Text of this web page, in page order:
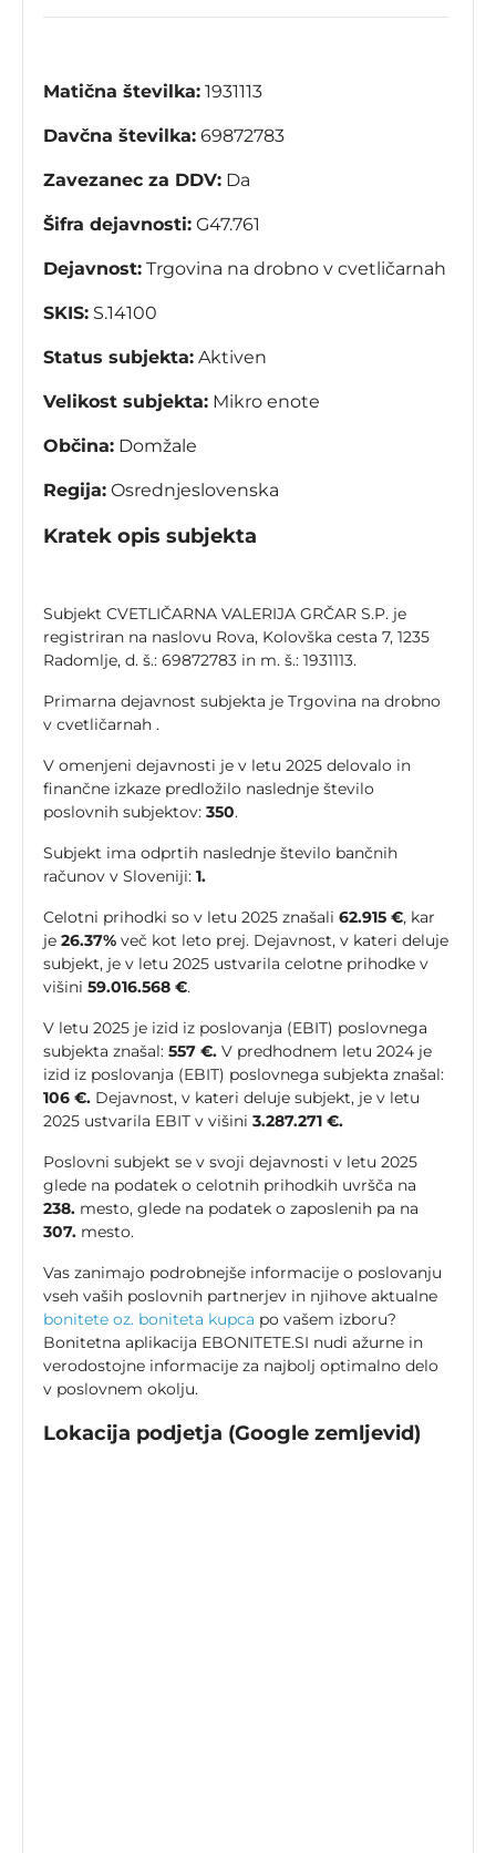
Matična številka: 1931113
Davčna številka: 69872783
Zavezanec za DDV: Da
Šifra dejavnosti: G47.761
Dejavnost: Trgovina na drobno v cvetličarnah
SKIS: S.14100
Status subjekta: Aktiven
Velikost subjekta: Mikro enote
Občina: Domžale
Regija: Osrednjeslovenska
Kratek opis subjekta
Subjekt CVETLIČARNA VALERIJA GRČAR S.P. je
registriran na naslovu Rova, Kolovška cesta 7, 1235
Radomlje, d. š.: 69872783 in m. š.: 1931113.
Primarna dejavnost subjekta je Trgovina na drobno
v cvetličarnah .
V omenjeni dejavnosti je v letu 2025 delovalo in
finančne izkaze predložilo naslednje število
poslovnih subjektov: 350.
Subjekt ima odprtih naslednje število bančnih
računov v Sloveniji: 1.
Celotni prihodki so v letu 2025 znašali 62.915 €, kar
je 26.37% več kot leto prej. Dejavnost, v kateri deluje
subjekt, je v letu 2025 ustvarila celotne prihodke v
višini 59.016.568 €.
V letu 2025 je izid iz poslovanja (EBIT) poslovnega
subjekta znašal: 557 €. V predhodnem letu 2024 je
izid iz poslovanja (EBIT) poslovnega subjekta znašal:
106 €. Dejavnost, v kateri deluje subjekt, je v letu
2025 ustvarila EBIT v višini 3.287.271 €.
Poslovni subjekt se v svoji dejavnosti v letu 2025
glede na podatek o celotnih prihodkih uvršča na
238. mesto, glede na podatek o zaposlenih pa na
307. mesto.
Vas zanimajo podrobnejše informacije o poslovanju
vseh vaših poslovnih partnerjev in njihove aktualne
bonitete oz. boniteta kupca po vašem izboru?
Bonitetna aplikacija EBONITETE.SI nudi ažurne in
verodostojne informacije za najbolj optimalno delo
v poslovnem okolju.
Lokacija podjetja (Google zemljevid)